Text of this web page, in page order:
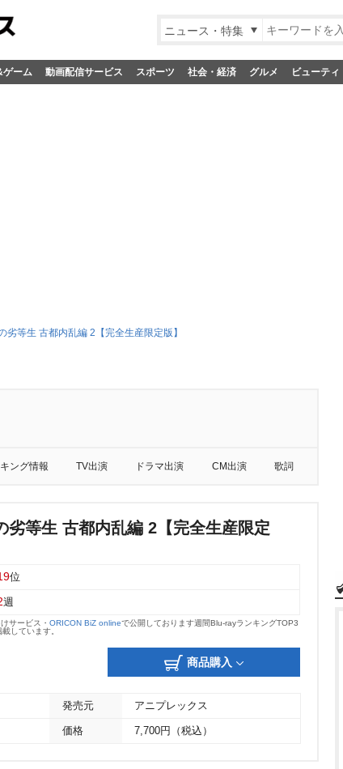
ニュース・特集
ゲーム 動画配信サービス スポーツ 社会・経済 グルメ ビューティ
劣等生 古都内乱編 2【完全生産限定版】
ング情報 TV出演 ドラマ出演 CM出演 歌詞
劣等生 古都内乱編 2【完全生産限定
位
週
サービス・ ORICON BiZ onlineで公開しております週間Blu-rayランキングTOP3
しています。
商品購入
発売元 アニプレックス
価格 7,700円（税込）